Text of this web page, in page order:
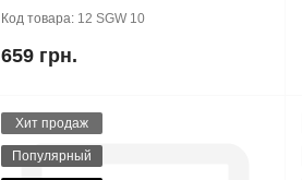
Код товара: 12 SGW 10
659 грн.
Хит продаж
Популярный